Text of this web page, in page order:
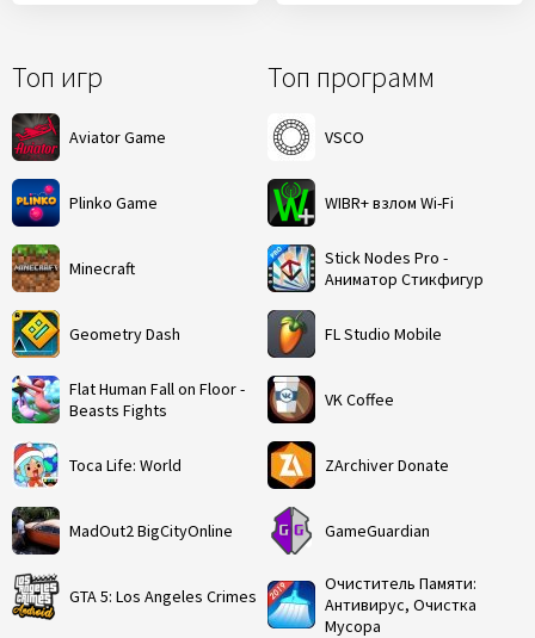
Топ игр
Aviator Game
Plinko Game
Minecraft
Geometry Dash
Flat Human Fall on Floor -
Beasts Fights
Toca Life: World
MadOut2 BigCityOnline
GTA 5: Los Angeles Crimes
Топ программ
VSCO
WIBR+ взлом Wi-Fi
Stick Nodes Pro -
Аниматор Стикфигур
FL Studio Mobile
VK Coffee
ZArchiver Donate
GameGuardian
Очиститель Памяти:
Антивирус, Очистка
Мусора